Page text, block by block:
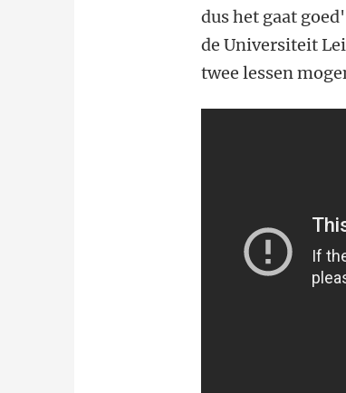
dus het gaat
de Universiteit
twee lessen